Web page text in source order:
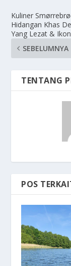
Kuliner
Hidangan Khas
Yang Lezat &
SEBELUMNYA
TENTANG
POS